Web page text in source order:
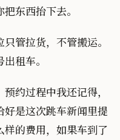
东西抬下去。
管拉货，不管搬运。
租车。
约过程中我还记得，
是这次跳车新闻里提
的费用，如果车到了